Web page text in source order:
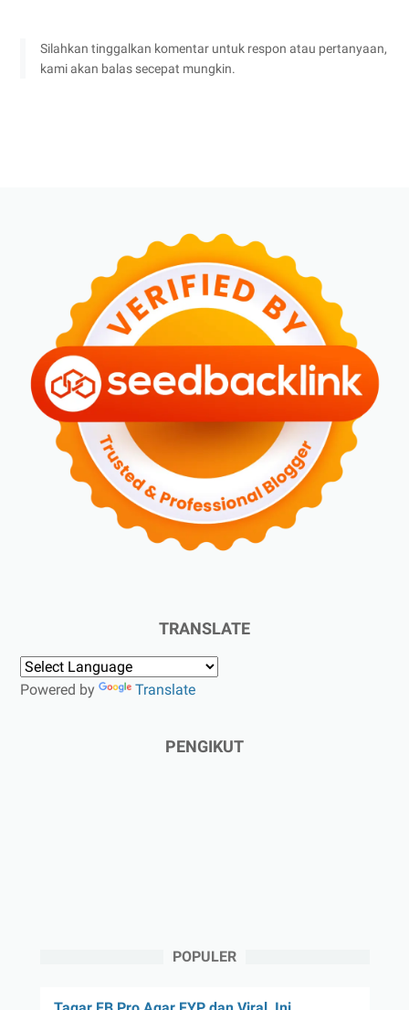
Silahkan tinggalkan komentar untuk respon atau pertanyaan,
kami akan balas secepat mungkin.
TRANSLATE
Powered by Translate
PENGIKUT
POPULER